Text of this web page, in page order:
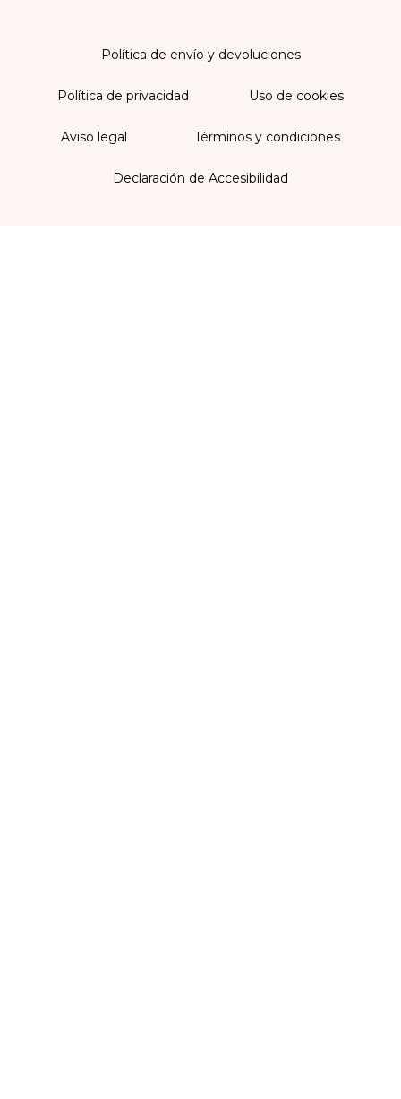
Política de envío y devoluciones
Política de privacidad Uso de cookies
Aviso legal Términos y condiciones
Declaración de Accesibilidad